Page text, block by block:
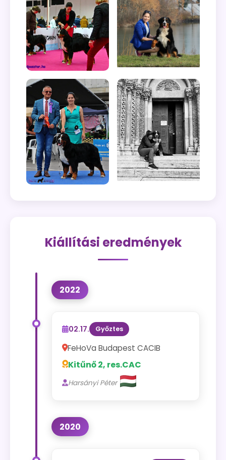
Kiállítási eredmények
2022
02.17. Győztes
FeHoVa Budapest CACIB
Kitűnő 2, res.CAC
Harsányi Péter
2020